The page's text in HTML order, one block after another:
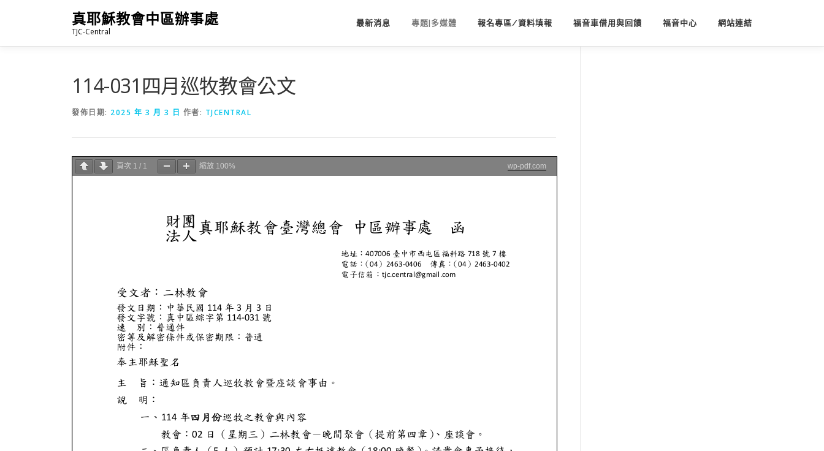
要
真耶穌教會中區辦事處
TJC-Central
最新消息 專題|多媒體 報名專區/資料填報 福音車借用與回饋 福音中心 網站連結
114-031四月巡牧教會公文
發佈日期: 2025 年 3 月 3 日 作者: TJCENTRAL
頁次 1 / 1 縮放 100% wp-pdf.com